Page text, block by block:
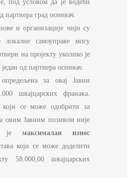
под условом да је водећи
партнера град оснивач.
и организације чији су
локалне самоуправе могу
на пројекту уколико је
од партнера оснивач.
опредељена за овај Јавни
швајцарских франака.
се може одобрити за
овим Јавним позивом није
је максималан износ
који се може доделити
58.000,00 швајцарских